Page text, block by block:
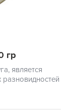
гр
является